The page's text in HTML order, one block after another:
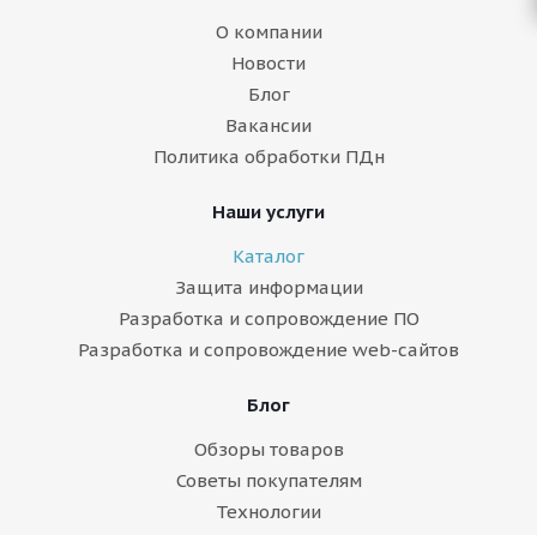
О компании
Новости
Блог
Вакансии
Политика обработки ПДн
Наши услуги
Каталог
Защита информации
Разработка и сопровождение ПО
Разработка и сопровождение web-сайтов
Блог
Обзоры товаров
Советы покупателям
Технологии